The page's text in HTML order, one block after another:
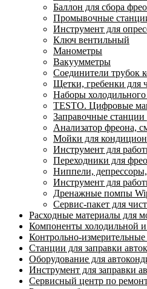
Баллон для сбора
Промывочные
Инструмент для
Ключ вентильный
Манометры
Вакуумметры
Соединители трубок
Щетки, гребенки для
Наборы
TESTO. Цифровые
Заправочные
Анализатор фреона,
Мойки для
Инструмент для
Переходники для
Ниппели,
Инструмент для
Дренажные помпы
Сервис-пакет для
Расходные материалы для
Компоненты холодильной
Контрольно-
Станции для заправки
Оборудование для
Инструмент для заправки
Сервисный центр по